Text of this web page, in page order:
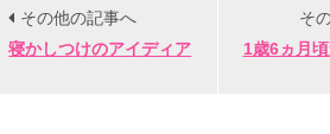
その他の記事へ
寝かしつけのアイディア
そ
1歳6ヵ月